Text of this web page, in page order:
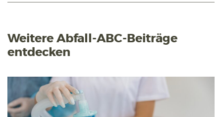
Weitere Abfall-ABC-Beiträge
entdecken